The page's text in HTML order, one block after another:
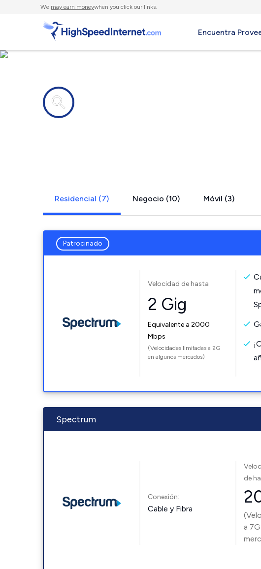
We may earn moneywhen you click our links.
Encuentra
Residencial (7) Negocio (10) Móvil (3)
Patrocinado
Velocidad de hasta
2 Gig
Equivalente a 2000
Mbps
(Velocidades limitadas a 2G
en algunos mercados)
Spectrum
Conexión:
Cable y Fibra
de
a